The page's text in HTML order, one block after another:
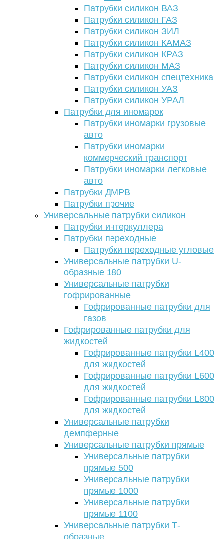
Патрубки силикон ВАЗ
Патрубки силикон ГАЗ
Патрубки силикон ЗИЛ
Патрубки силикон КАМАЗ
Патрубки силикон КРАЗ
Патрубки силикон МАЗ
Патрубки силикон спецтехника
Патрубки силикон УАЗ
Патрубки силикон УРАЛ
Патрубки для иномарок
Патрубки иномарки грузовые
авто
Патрубки иномарки
коммерческий транспорт
Патрубки иномарки легковые
авто
Патрубки ДМРВ
Патрубки прочие
Универсальные патрубки силикон
Патрубки интеркуллера
Патрубки переходные
Патрубки переходные угловые
Универсальные патрубки U-
образные 180
Универсальные патрубки
гофрированные
Гофрированные патрубки для
газов
Гофрированные патрубки для
жидкостей
Гофрированные патрубки L400
для жидкостей
Гофрированные патрубки L600
для жидкостей
Гофрированные патрубки L800
для жидкостей
Универсальные патрубки
демпферные
Универсальные патрубки прямые
Универсальные патрубки
прямые 500
Универсальные патрубки
прямые 1000
Универсальные патрубки
прямые 1100
Универсальные патрубки Т-
образные